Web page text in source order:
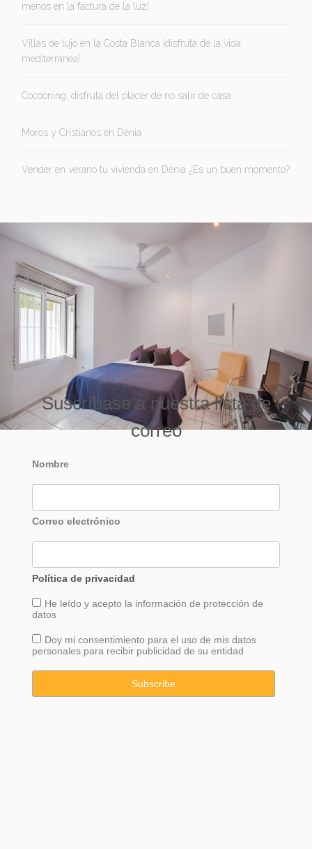
menos en la factura de la luz!
Villas de lujo en la Costa Blanca ¡disfruta de la vida
mediterránea!
Cocooning, disfruta del placer de no salir de casa
Moros y Cristianos en Dénia
Vender en verano tu vivienda en Dénia ¿Es un buen momento?
Suscríbase a nuestra lista de
correo
Nombre
Correo electrónico
Política de privacidad
He leído y acepto la información de protección de
datos
Doy mi consentimiento para el uso de mis datos
personales para recibir publicidad de su entidad